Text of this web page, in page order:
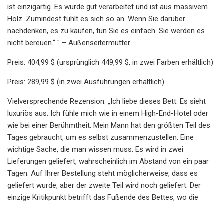
ist einzigartig. Es wurde gut verarbeitet und ist aus massivem
Holz. Zumindest fühlt es sich so an. Wenn Sie darüber
nachdenken, es zu kaufen, tun Sie es einfach. Sie werden es
nicht bereuen.“ " – Außenseitermutter
Preis: 404,99 $ (ursprünglich 449,99 $, in zwei Farben erhältlich)
Preis: 289,99 $ (in zwei Ausführungen erhältlich)
Vielversprechende Rezension: „Ich liebe dieses Bett. Es sieht
luxuriös aus. Ich fühle mich wie in einem High-End-Hotel oder
wie bei einer Berühmtheit. Mein Mann hat den größten Teil des
Tages gebraucht, um es selbst zusammenzustellen. Eine
wichtige Sache, die man wissen muss: Es wird in zwei
Lieferungen geliefert, wahrscheinlich im Abstand von ein paar
Tagen. Auf Ihrer Bestellung steht möglicherweise, dass es
geliefert wurde, aber der zweite Teil wird noch geliefert. Der
einzige Kritikpunkt betrifft das Fußende des Bettes, wo die